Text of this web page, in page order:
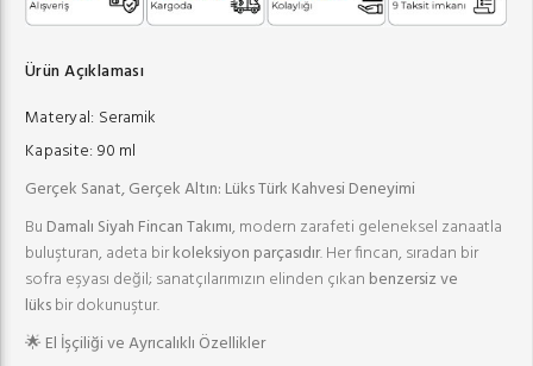
Ürün Açıklaması
Materyal: Seramik
Kapasite: 90 ml
Gerçek Sanat, Gerçek Altın: Lüks Türk Kahvesi Deneyimi
Bu Damalı Siyah Fincan Takımı, modern zarafeti geleneksel zanaatla
buluşturan, adeta birkoleksiyon parçasıdır. Her fincan, sıradan bir
sofra eşyası değil; sanatçılarımızın elinden çıkan benzersiz ve
lüksbir dokunuştur.
🌟 El İşçiliği ve Ayrıcalıklı Özellikler